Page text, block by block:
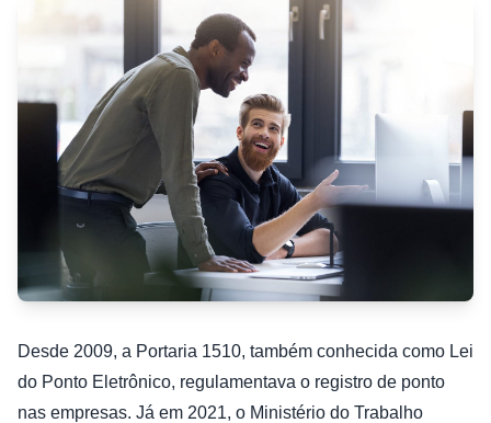
Desde 2009, a Portaria 1510, também conhecida como Lei
do Ponto Eletrônico, regulamentava o registro de ponto
nas empresas. Já em 2021, o Ministério do Trabalho